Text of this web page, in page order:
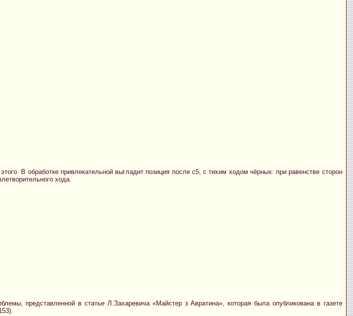
В обработке привлекательной выгладит позиция после с5, с тихим ходом чёрных: при равенстве сторон
хода.
представленной в статье Л.Захаревича «Майстер з Авратина», которая была опубликована в газете